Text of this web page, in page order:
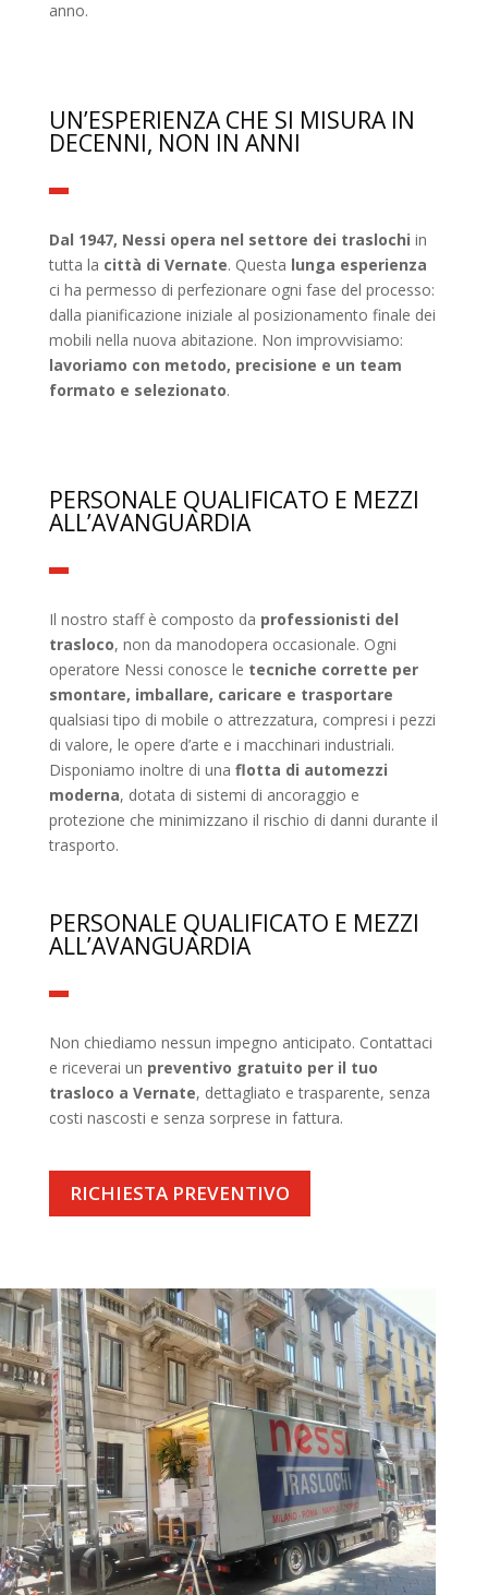
anno.
UN’ESPERIENZA CHE SI MISURA IN
DECENNI, NON IN ANNI
Dal 1947, Nessi opera nel settore dei traslochi in
tutta la città di Vernate. Questa lunga esperienza
ci ha permesso di perfezionare ogni fase del processo:
dalla pianificazione iniziale al posizionamento finale dei
mobili nella nuova abitazione. Non improvvisiamo:
lavoriamo con metodo, precisione e un team
formato e selezionato.
PERSONALE QUALIFICATO E MEZZI
ALL’AVANGUARDIA
Il nostro staff è composto da professionisti del
trasloco, non da manodopera occasionale. Ogni
operatore Nessi conosce le tecniche corrette per
smontare, imballare, caricare e trasportare
qualsiasi tipo di mobile o attrezzatura, compresi i pezzi
di valore, le opere d’arte e i macchinari industriali.
Disponiamo inoltre di una flotta di automezzi
moderna, dotata di sistemi di ancoraggio e
protezione che minimizzano il rischio di danni durante il
trasporto.
PERSONALE QUALIFICATO E MEZZI
ALL’AVANGUARDIA
Non chiediamo nessun impegno anticipato. Contattaci
e riceverai un preventivo gratuito per il tuo
trasloco a Vernate, dettagliato e trasparente, senza
costi nascosti e senza sorprese in fattura.
RICHIESTA PREVENTIVO